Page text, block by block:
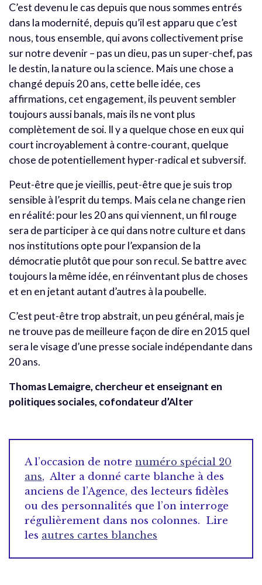
C’est devenu le cas depuis que nous sommes entrés
dans la modernité, depuis qu’il est apparu que c’est
nous, tous ensemble, qui avons collectivement prise
sur notre devenir – pas un dieu, pas un super-chef, pas
le destin, la nature ou la science. Mais une chose a
changé depuis 20 ans, cette belle idée, ces
affirmations, cet engagement, ils peuvent sembler
toujours aussi banals, mais ils ne vont plus
complètement de soi. Il y a quelque chose en eux qui
court incroyablement à contre-courant, quelque
chose de potentiellement hyper-radical et subversif.
Peut-être que je vieillis, peut-être que je suis trop
sensible à l’esprit du temps. Mais cela ne change rien
en réalité: pour les 20 ans qui viennent, un fil rouge
sera de participer à ce qui dans notre culture et dans
nos institutions opte pour l’expansion de la
démocratie plutôt que pour son recul. Se battre avec
toujours la même idée, en réinventant plus de choses
et en en jetant autant d’autres à la poubelle.
C’est peut-être trop abstrait, un peu général, mais je
ne trouve pas de meilleure façon de dire en 2015 quel
sera le visage d’une presse sociale indépendante dans
20 ans.
Thomas Lemaigre, chercheur et enseignant en
politiques sociales, cofondateur d’Alter
A l’occasion de notre numéro spécial 20
ans, Alter a donné carte blanche à des
anciens de l’Agence, des lecteurs fidèles
ou des personnalités que l’on interroge
régulièrement dans nos colonnes. Lire
les autres cartes blanches